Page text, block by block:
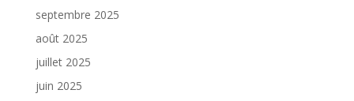
septembre 2025
août 2025
juillet 2025
juin 2025